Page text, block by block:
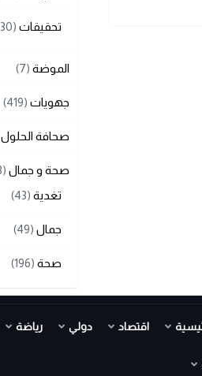
تحقيقات (30)
الموضة (7)
جهويات (419)
صحافة الحلول
صحة و جمال (433)
تغدية (43)
جمال (49)
صحة (196)
اقتصاد دولي رياضة